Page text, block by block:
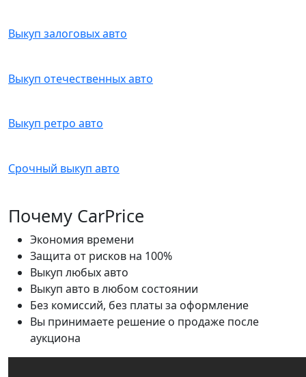
Выкуп залоговых авто
Выкуп отечественных авто
Выкуп ретро авто
Срочный выкуп авто
Почему CarPrice
Экономия времени
Защита от рисков на 100%
Выкуп любых авто
Выкуп авто в любом состоянии
Без комиссий, без платы за оформление
Вы принимаете решение о продаже после
аукциона